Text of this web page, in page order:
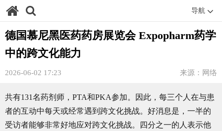
导航
德国慕尼黑医药药房展览会 Expopharm药学
中的跨文化能力
2026-06-02 17:23 来源：网络
共有131名药剂师，PTA和PKA参加。因此，每三个人在与患
者的互动中每天或经常遇到跨文化挑战。好消息是，一半的
受访者能够非常好地应对跨文化挑战。四分之一的人表示他